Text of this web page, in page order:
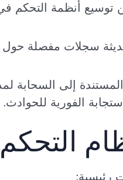
توسيع أنظمة التحكم
سجلات مفصلة
إلى السحابة
الفورية للحوادث.
رئيسية: